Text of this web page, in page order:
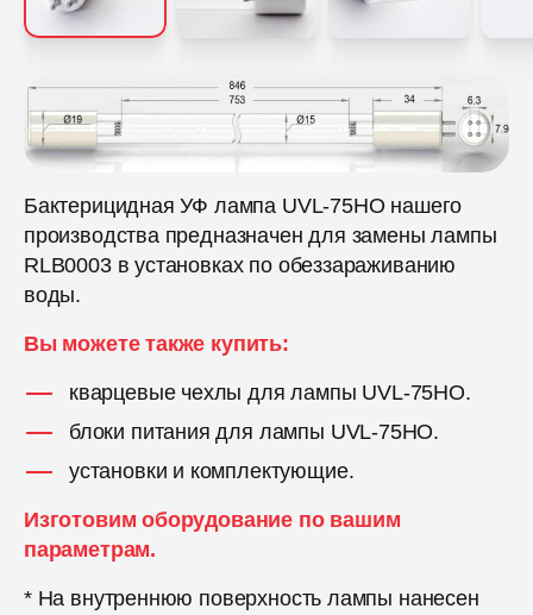
Бактерицидная УФ лампа UVL-75HO нашего
производства предназначен для замены лампы
RLB0003 в установках по обеззараживанию
воды.
Вы можете также купить:
кварцевые чехлы для лампы UVL-75HO.
блоки питания для лампы UVL-75HO.
установки и комплектующие.
Изготовим оборудование по вашим
параметрам.
* На внутреннюю поверхность лампы нанесен